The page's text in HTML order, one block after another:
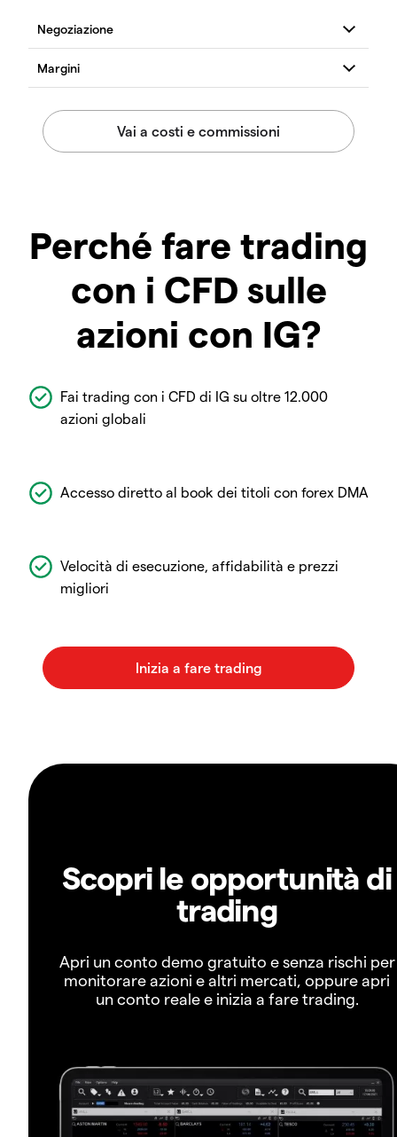
Perché fare trading
con i CFD sulle
azioni con IG?
Fai trading con i CFD di IG su oltre 12.000
azioni globali
Accesso diretto al book dei titoli con forex DMA
Velocità di esecuzione, affidabilità e prezzi
migliori
Scopri le opportunità di
trading
Apri un conto demo gratuito e senza rischi per
monitorare azioni e altri mercati, oppure apri
un conto reale e inizia a fare trading.